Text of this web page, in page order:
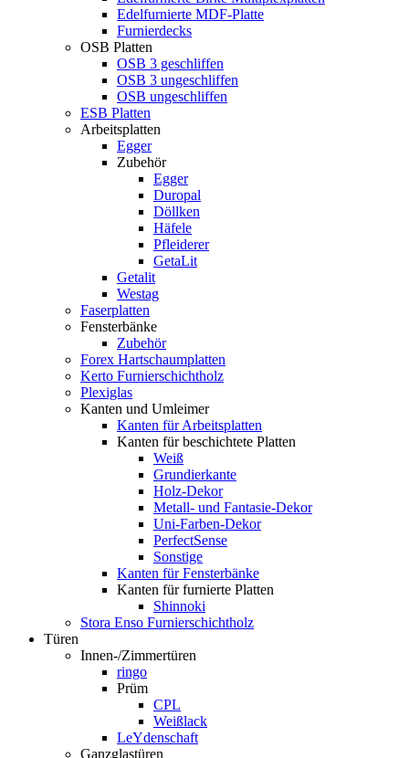
Edelfurnierte MDF-Platte
Furnierdecks
OSB Platten
OSB 3 geschliffen
OSB 3 ungeschliffen
OSB ungeschliffen
ESB Platten
Arbeitsplatten
Egger
Zubehör
Egger
Duropal
Döllken
Häfele
Pfleiderer
GetaLit
Getalit
Westag
Faserplatten
Fensterbänke
Zubehör
Forex Hartschaumplatten
Kerto Furnierschichtholz
Plexiglas
Kanten und Umleimer
Kanten für Arbeitsplatten
Kanten für beschichtete Platten
Weiß
Grundierkante
Holz-Dekor
Metall- und Fantasie-Dekor
Uni-Farben-Dekor
PerfectSense
Sonstige
Kanten für Fensterbänke
Kanten für furnierte Platten
Shinnoki
Stora Enso Furnierschichtholz
Türen
Innen-/Zimmertüren
ringo
Prüm
CPL
Weißlack
LeYdenschaft
Ganzglastüren